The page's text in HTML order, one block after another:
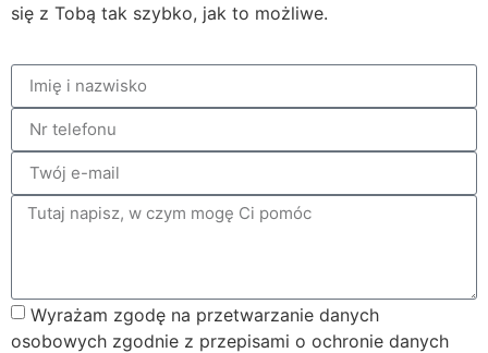
się z Tobą tak szybko, jak to możliwe.
Wyrażam zgodę na przetwarzanie danych
osobowych zgodnie z przepisami o ochronie danych